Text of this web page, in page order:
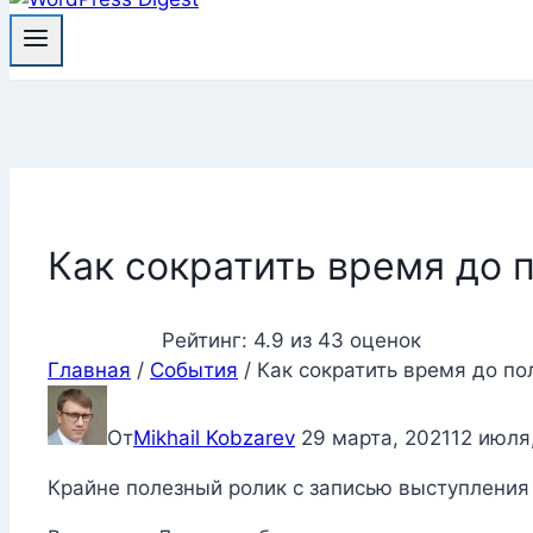
Как сократить время до
Рейтинг: 4.9 из 43 оценок
Главная / События / Как сократить время до
ОтMikhail Kobzarev 29 марта, 202112
Крайне полезный ролик с записью